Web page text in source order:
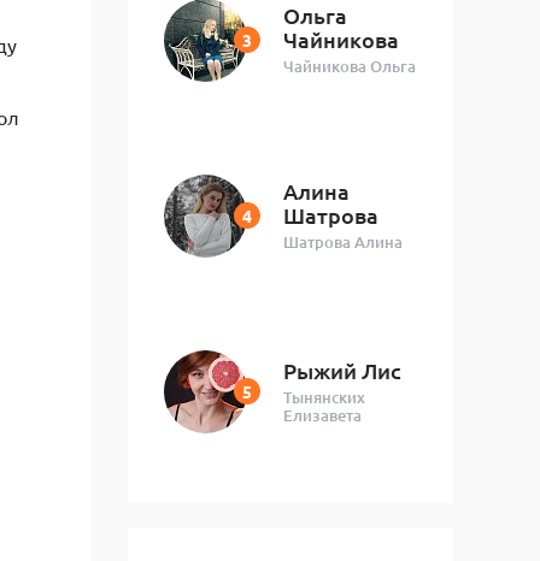
Ольга
Чайникова
Чайникова Ольга
Алина
Шатрова
Шатрова Алина
Рыжий Лис
Тынянских
Елизавета